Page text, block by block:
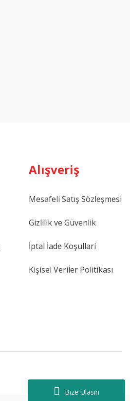
Bize Ulasin
Alışveriş
Mesafeli Satış Sözleşmesi
Gizlilik ve Güvenlik
İptal İade Koşullari
Kişisel Veriler Politikası